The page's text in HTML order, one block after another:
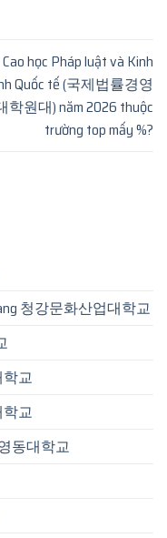
Cao học Pháp luật và Kinh
Quốc tế (국제법률경영
학원대) năm 2026 thuộc
trường top mấy %?
청강문화산업대학교
학교
학교
동대학교